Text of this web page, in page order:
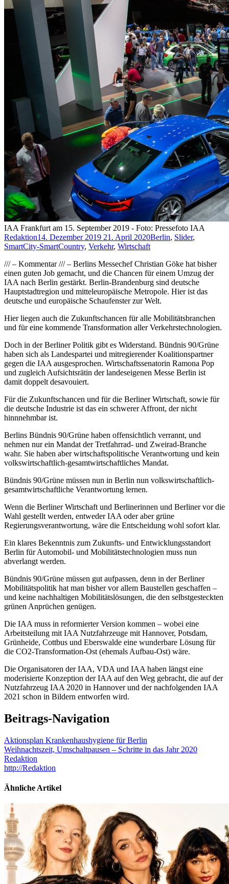
IAA Frankfurt am 15. September 2019 - Foto: Pressefoto IAA
Redaktion14. Dezember 2019 21. April 2020Berlin, Slider,
SmartCity-SmartCountry, Verkehr, Wirtschaft
/// – Kommentar /// – Berlins Messechef Christian Göke hat bisher
einen guten Job gemacht, und die Chancen für einem Umzug der
IAA nach Berlin gestärkt. Berlin-Brandenburg sind deutsche
Hauptstadtregion und mitteleuropäische Metropole. Hier ist das
deutsche und europäische Schaufenster zur Welt.
Hier liegen auch die Zukunftschancen für alle Mobilitätsbranchen
und für eine kommende Transformation aller Verkehrstechnologien.
Doch in der Berliner Politik gibt es Widerstand. Bündnis 90/Grüne
haben sich als Landespartei und mitregierender Koalitionspartner
gegen die IAA ausgesprochen. Wirtschaftssenatorin Ramona Pop
und zugleich Aufsichtsrätin der landeseigenen Messe Berlin ist
damit doppelt desavouiert.
Für die Zukunftschancen und für die Berliner Wirtschaft, sowie für
die deutsche Industrie ist das ein schwerer Affront, der nicht
hinnnehmbar ist.
Berlins Bündnis 90/Grüne haben offensichtlich verrannt, und
nehmen nur ein Mandat der Tretfahrrad- und Zweirad-Branche
wahr. Sie haben aber wirtschaftspolitische Verantwortung und kein
volkswirtschaftlich-gesamtwirtschaftliches Mandat.
Bündnis 90/Grüne müssen nun in Berlin nun volkswirtschaftlich-
gesamtwirtschaftliche Verantwortung lernen.
Wenn die Berliner Wirtschaft und Berlinerinnen und Berliner vor die
Wahl gestellt werden, entweder IAA oder aber grüne
Regierungsverantwortung, wäre die Entscheidung wohl sofort klar.
Ein klares Bekenntnis zum Zukunfts- und Entwicklungsstandort
Berlin für Automobil- und Mobilitätstechnologien muss nun
abverlangt werden.
Bündnis 90/Grüne müssen gut aufpassen, denn in der Berliner
Mobilitätspolitik hat man bisher vor allem Baustellen geschaffen –
und keine nachhaltigen Mobilitätslösungen, die den selbstgesteckten
grünen Anprüchen genügen.
Die IAA muss in reformierter Version kommen – wobei eine
Arbeitsteilung mit IAA Nutzfahrzeuge mit Hannover, Potsdam,
Grünheide, Cottbus und Eberswalde eine wunderbare Lösung für
die CO2-Transformation-Ost (ehemals Aufbau-Ost) wäre.
Die Organisatoren der IAA, VDA und IAA haben längst eine
moderisierte Konzeption der IAA auf den Weg gebracht, die auf der
Nutzfahrzeug IAA 2020 in Hannover und der nachfolgenden IAA
2021 schon in Bildern entworfen wird.
Beitrags-Navigation
Aktionsplan Krankenhaushygiene für Berlin
Weihnachtszeit, Umschaltpausen – Schritte in das Jahr 2020
Redaktion
http://Redaktion
Ähnliche Artikel